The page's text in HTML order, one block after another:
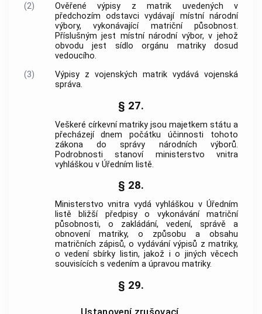
(2)
Ověřené výpisy z matrik uvedených v
předchozím odstavci vydávají místní národní
výbory, vykonávající matriční působnost.
Příslušným jest místní národní výbor, v jehož
obvodu jest sídlo orgánu matriky dosud
vedoucího.
(3)
Výpisy z vojenských matrik vydává vojenská
správa.
§ 27.
Veškeré církevní matriky jsou majetkem státu a
přecházejí dnem počátku účinnosti tohoto
zákona do správy národních výborů.
Podrobnosti stanoví ministerstvo vnitra
vyhláškou v Úředním listě.
§ 28.
Ministerstvo vnitra vydá vyhláškou v Úředním
listě bližší předpisy o vykonávání matriční
působnosti, o zakládání, vedení, správě a
obnovení matriky, o způsobu a obsahu
matričních zápisů, o vydávání výpisů z matriky,
o vedení sbírky listin, jakož i o jiných věcech
souvisících s vedením a úpravou matriky.
§ 29.
Ustanovení zrušovací.